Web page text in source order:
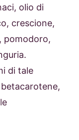
olio di
crescione,
pomodoro,
di tale